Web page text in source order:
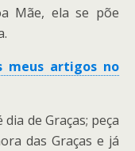
Mãe, ela se põe
meus artigos no
de Graças; peça
das Graças e já